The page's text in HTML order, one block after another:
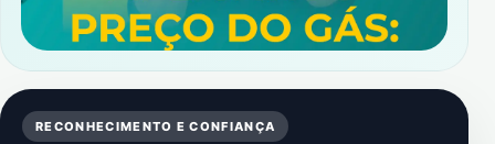
RECONHECIMENTO E CONFIANÇA